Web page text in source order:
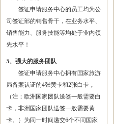
签证申请服务中心的员工均为公
司签证部的销售骨干，在业务水平、
销售能力、服务技能等均处于业内领
先水平！
5、强大的服务团队
签证申请服务中心拥有国家旅游
局备案认证的4张黄卡和2张白卡，
（注：欧洲国家团队送签一般需要白
卡，非洲国家团队送签一般需要黄
卡。）为同一时间递交6个不同国家